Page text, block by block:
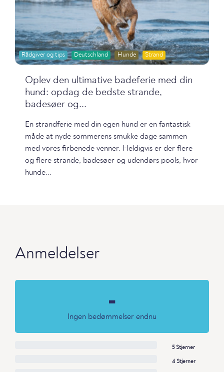
Rådgiver og tips Deutschland Hunde Strand
Oplev den ultimative badeferie med din
hund: opdag de bedste strande,
badesøer og...
En strandferie med din egen hund er en fantastisk
måde at nyde sommerens smukke dage sammen
med vores firbenede venner. Heldigvis er der flere
og flere strande, badesøer og udendørs pools, hvor
hunde...
Anmeldelser
-
Ingen bedømmelser endnu
5 Stjerner
4 Stjerner